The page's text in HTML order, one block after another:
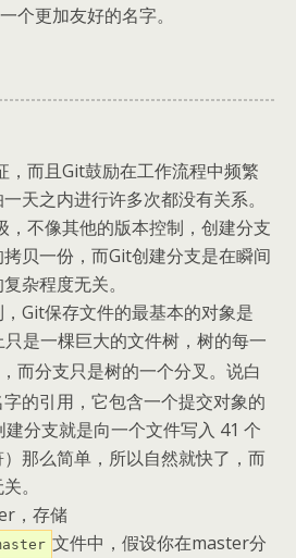
个更加友好的名字。
，而且Git鼓励在工作流程中频繁
天之内进行许多次都没有关系。
，不像其他的版本控制，创建分支
贝一份，而Git创建分支是在瞬间
杂程度无关。
Git保存文件的最基本的对象是
是一棵巨大的文件树，树的每一
而分支只是树的一个分叉。说白
的引用，它包含一个提交对象的
分支就是向一个文件写入 41 个
那么简单，所以自然就快了，而
。
，存储
文件中，假设你在master分